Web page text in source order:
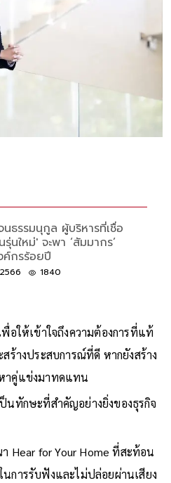
ธรรมนุกูล ผู้บริหารที่เชื่อ
นใหม่' จะพา ‘สัมมากร’
ค์กรร้อยปี
1840
พื่อให้เข้าใจถึงความต้องการที่แท้
ร้างประสบการณ์ที่ดี หากยังสร้าง
าคู่แข่งมาทดแทน
นทักษะที่สำคัญอย่างยิ่งของธุรกิจ
Hear for Your Home ที่สะท้อน
การรับฟังและไม่ปล่อยผ่านเสียง